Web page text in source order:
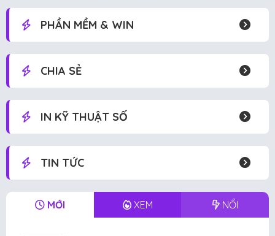
PHẦN MỀM & WIN
CHIA SẺ
IN KỸ THUẬT SỐ
TIN TỨC
MỚI XEM NỔI